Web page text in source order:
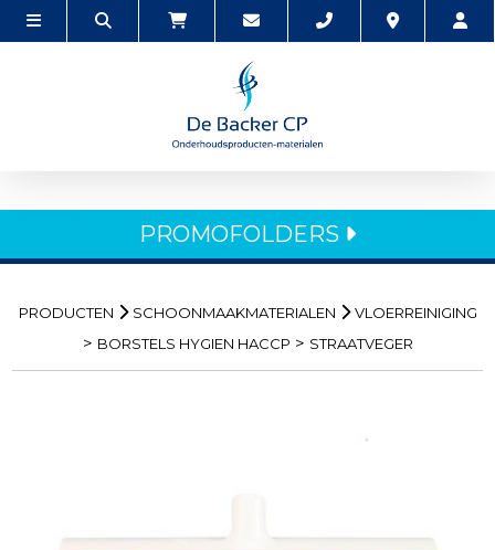
PROMOFOLDERS
PRODUCTEN SCHOONMAAKMATERIALEN VLOERREINIGING
> BORSTELS HYGIEN HACCP > STRAATVEGER